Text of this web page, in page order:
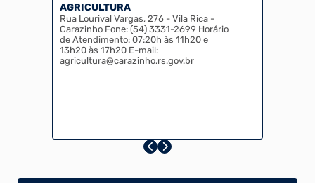
AGRICULTURA
Rua Lourival Vargas, 276 - Vila Rica -
Carazinho Fone: (54) 3331-2699 Horário
de Atendimento: 07:20h às 11h20 e
13h20 às 17h20 E-mail:
agricultura@carazinho.rs.gov.br